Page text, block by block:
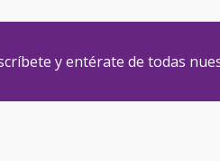
y entérate de todas